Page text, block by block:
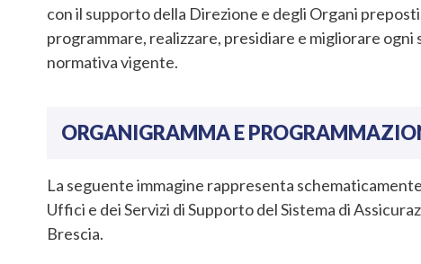
con il supporto della Direzione e degli Organi
programmare, realizzare, presidiare e migliorare
normativa vigente.
ORGANIGRAMMA E
La seguente immagine rappresenta
Uffici e dei Servizi di Supporto del Sistema di
Brescia.